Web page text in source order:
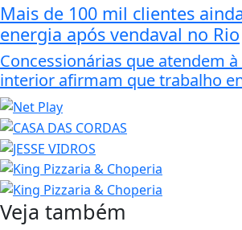
Mais de 100 mil clientes
energia após vendaval no Rio
Concessionárias que atendem
interior afirmam que trabalho
Veja também